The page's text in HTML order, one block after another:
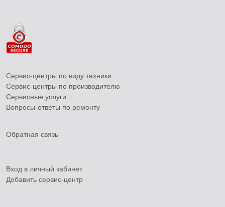
Сервис-центры по виду техники
Сервис-центры по производителю
Сервисные услуги
Вопросы-ответы по ремонту
Обратная связь
Вход в личный кабинет
Добавить сервис-центр